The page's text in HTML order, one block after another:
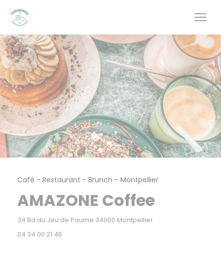
Café - Restaurant - Brunch - Montpellier
AMAZONE Coffee
34 Bd du Jeu de Paume 34000 Montpellier((ouvre une
04 34 00 21 46